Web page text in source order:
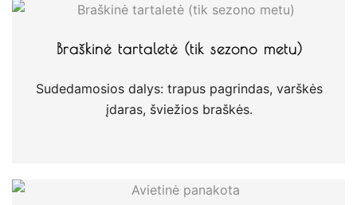
Braškinė tartaletė (tik sezono metu)
Sudedamosios dalys: trapus pagrindas, varškės
įdaras, šviežios braškės.